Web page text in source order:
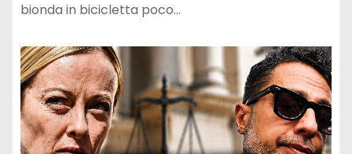
bionda in bicicletta poco…